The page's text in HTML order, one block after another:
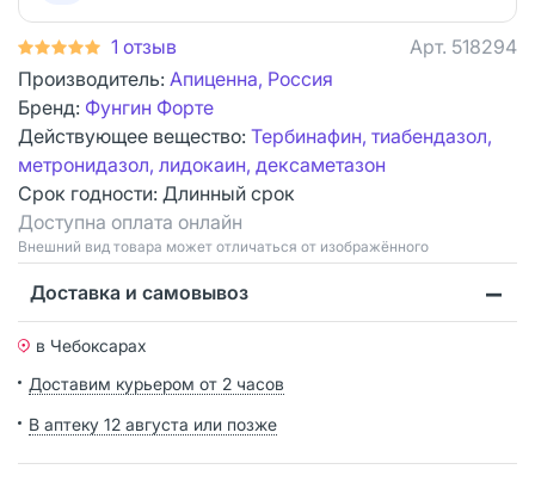
1 отзыв Арт. 518294
Производитель: Апиценна, Россия
Бренд: Фунгин Форте
Действующее вещество: Тербинафин, тиабендазол,
метронидазол, лидокаин, дексаметазон
Срок годности: Длинный срок
Доступна оплата онлайн
Bнешний вид товара может отличаться от изображённого
Доставка и самовывоз
в Чебоксарах
Доставим курьером от 2 часов
В аптеку 12 августа или позже